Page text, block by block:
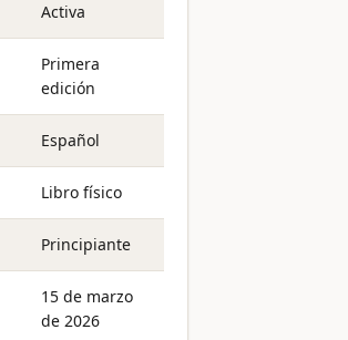
Activa
Primera
edición
Español
Libro físico
Principiante
15 de marzo
de 2026